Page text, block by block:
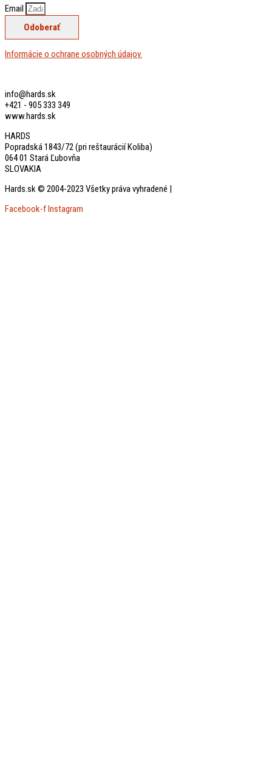
Email
Odoberať
Informácie o ochrane osobných údajov.
info@hards.sk
+421 - 905 333 349
www.hards.sk
HARDS
Popradská 1843/72 (pri reštaurácií Koliba)
064 01 Stará Ľubovňa
SLOVAKIA
Hards.sk © 2004-2023 Všetky práva vyhradené |
Facebook-fInstagram